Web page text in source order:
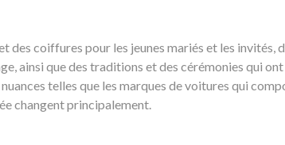
des coiffures pour les jeunes mariés et les
ainsi que des traditions et des cérémonies qui
telles que les marques de voitures qui
changent principalement.